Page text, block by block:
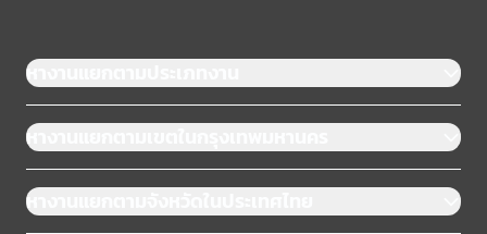
หางานแยกตามประเภทงาน
หางานแยกตามเขตในกรุงเทพมหานคร
หางานแยกตามจังหวัดในประเทศไทย